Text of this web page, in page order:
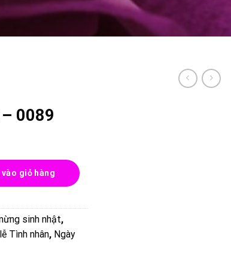
– 0089
vào giỏ hàng
sinh nhật,
Tình nhân, Ngày